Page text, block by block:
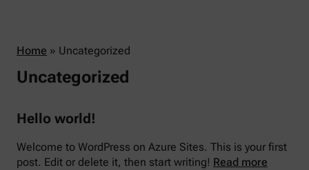
Home » Uncategorized
Uncategorized
Hello world!
Welcome to WordPress on Azure Sites. This is your first
post. Edit or delete it, then start writing! Read more